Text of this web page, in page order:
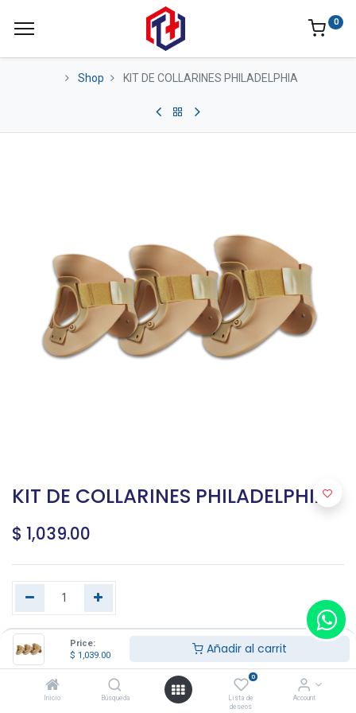
Price:
$ 1,039.00 Añadir al carrit
Inicio Búsqueda
0
Lista de
deseos
Account
0
Shop KIT DE COLLARINES PHILADELPHIA
KIT DE COLLARINES PHILADELPHIA
$ 1,039.00
Agregar al carrito
Terms and Conditions